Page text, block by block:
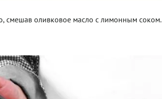
смешав оливковое масло с лимонным соком.